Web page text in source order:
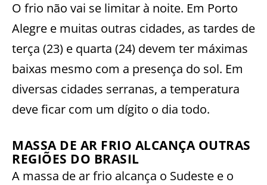
O frio não vai se limitar à noite. Em Porto
Alegre e muitas outras cidades, as tardes de
terça (23) e quarta (24) devem ter máximas
baixas mesmo com a presença do sol. Em
diversas cidades serranas, a temperatura
deve ficar com um dígito o dia todo.
MASSA DE AR FRIO ALCANÇA OUTRAS
REGIÕES DO BRASIL
A massa de ar frio alcança o Sudeste e o